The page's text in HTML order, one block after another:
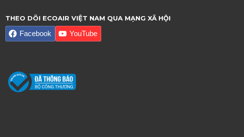
THEO DÕI ECOAIR VIỆT NAM QUA MẠNG XÃ HỘI
Facebook YouTube